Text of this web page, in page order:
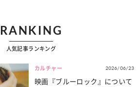
RANKING
人気記事ランキング
カルチャー 2026/06/23
映画『ブルーロック』について